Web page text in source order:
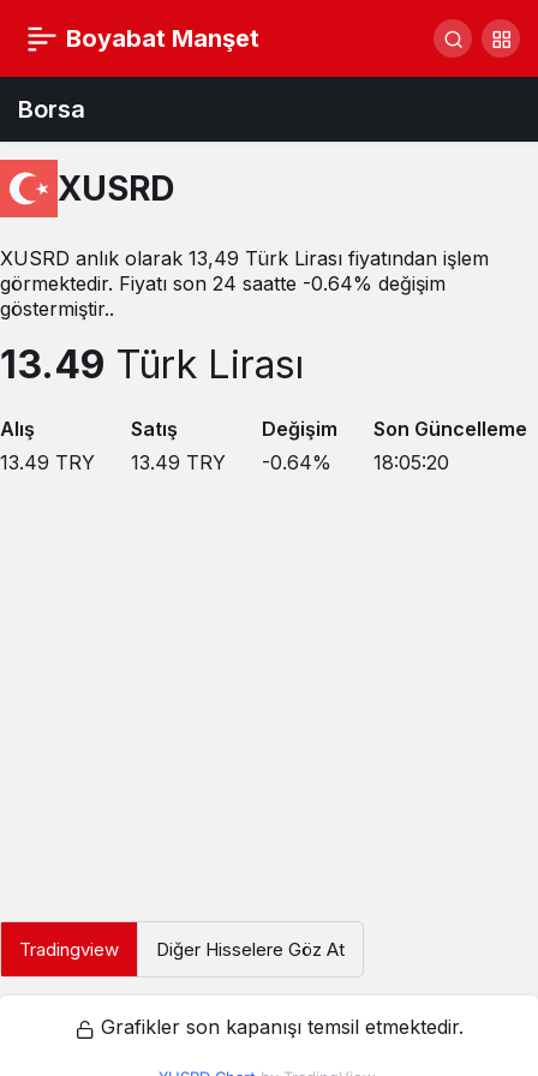
Boyabat Manşet
Borsa
XUSRD
XUSRD anlık olarak 13,49 Türk Lirası fiyatından işlem
görmektedir. Fiyatı son 24 saatte -0.64% değişim
göstermiştir..
13.49 Türk Lirası
Alış
13.49 TRY
Satış
13.49 TRY
Değişim
-0.64%
Son Güncelleme
18:05:20
Tradingview Diğer Hisselere Göz At
Grafikler son kapanışı temsil etmektedir.